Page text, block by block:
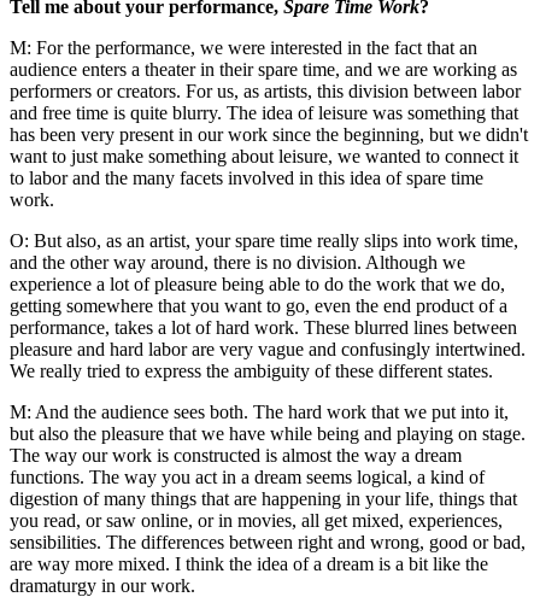
Tell me about your performance, Spare Time Work?
M: For the performance, we were interested in the fact that an
audience enters a theater in their spare time, and we are working as
performers or creators. For us, as artists, this division between labor
and free time is quite blurry. The idea of leisure was something that
has been very present in our work since the beginning, but we didn't
want to just make something about leisure, we wanted to connect it
to labor and the many facets involved in this idea of spare time
work.
O: But also, as an artist, your spare time really slips into work time,
and the other way around, there is no division. Although we
experience a lot of pleasure being able to do the work that we do,
getting somewhere that you want to go, even the end product of a
performance, takes a lot of hard work. These blurred lines between
pleasure and hard labor are very vague and confusingly intertwined.
We really tried to express the ambiguity of these different states.
M: And the audience sees both. The hard work that we put into it,
but also the pleasure that we have while being and playing on stage.
The way our work is constructed is almost the way a dream
functions. The way you act in a dream seems logical, a kind of
digestion of many things that are happening in your life, things that
you read, or saw online, or in movies, all get mixed, experiences,
sensibilities. The differences between right and wrong, good or bad,
are way more mixed. I think the idea of a dream is a bit like the
dramaturgy in our work.